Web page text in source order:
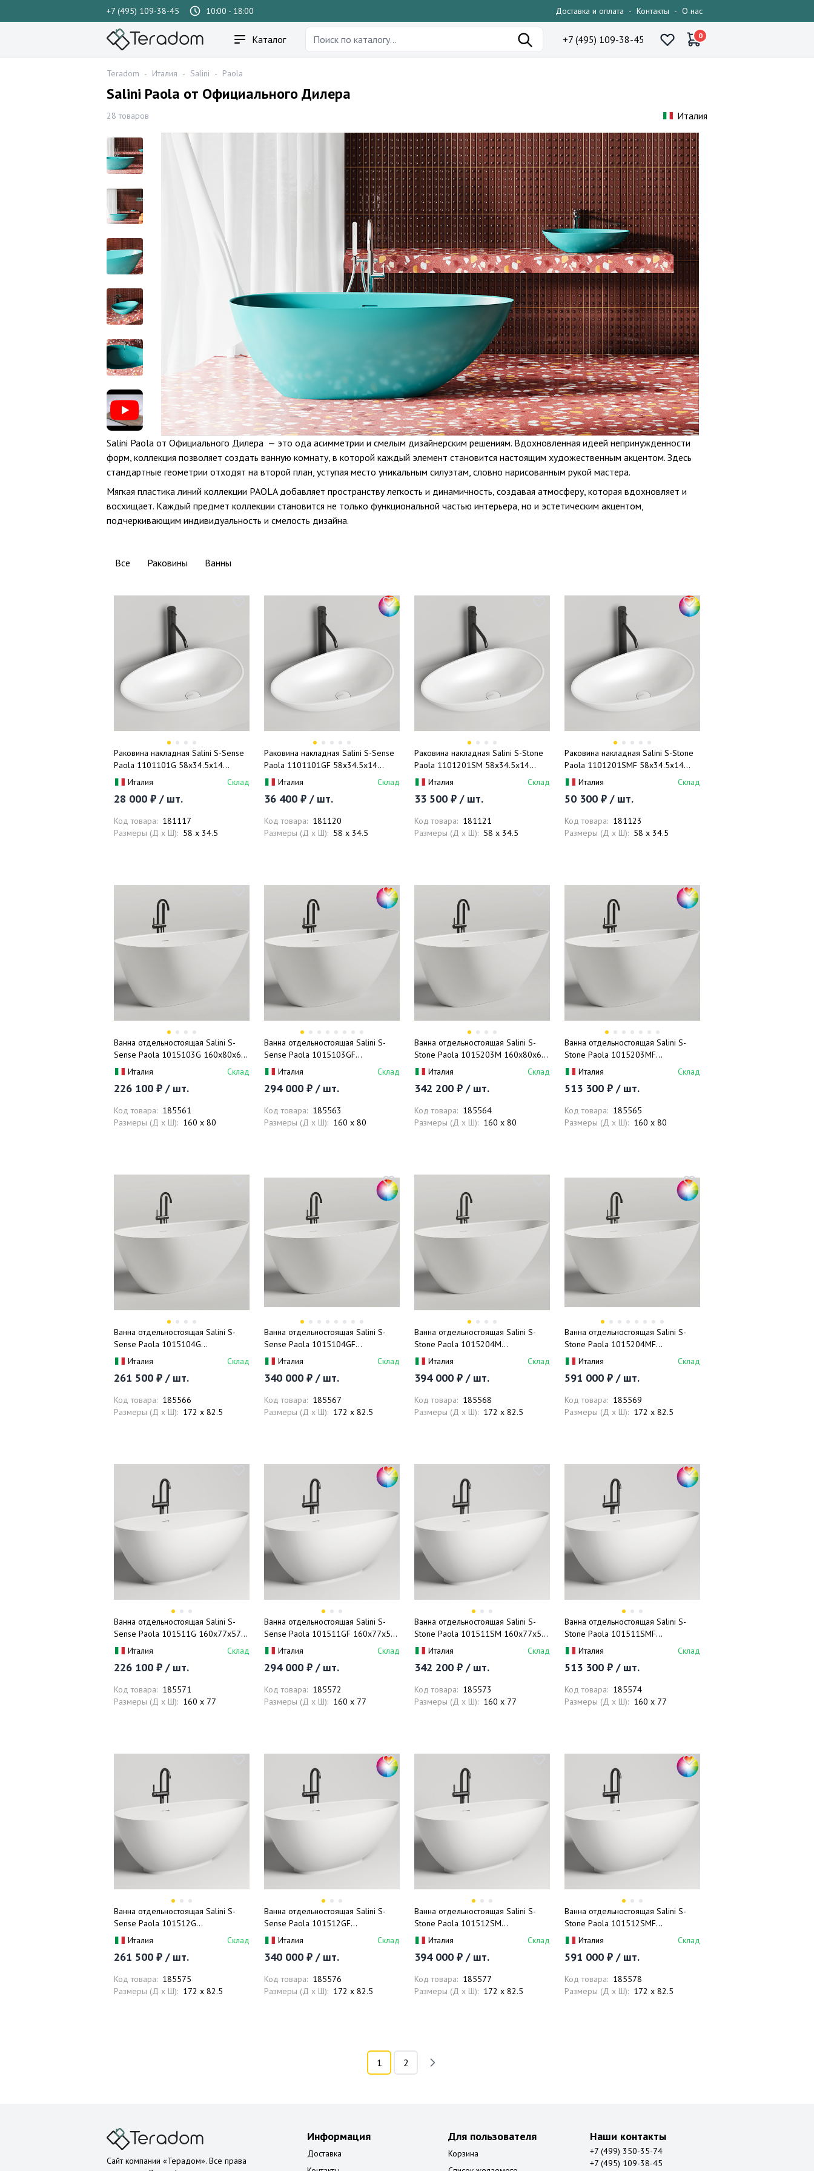
+7 (495) 109-38-45 10:00 - 18:00 Доставка и оплата - Контакты - О нас
Каталог +7 (495) 109-38-45 0
Teradom - Италия - Salini - Paola
Salini Paola от Официального Дилера
28 товаров Италия
Salini Paola от Официального Дилера — это ода асимметрии и смелым дизайнерским решениям. Вдохновленная идеей непринужденности
форм, коллекция позволяет создать ванную комнату, в которой каждый элемент становится настоящим художественным акцентом. Здесь
стандартные геометрии отходят на второй план, уступая место уникальным силуэтам, словно нарисованным рукой мастера.
Мягкая пластика линий коллекции PAOLA добавляет пространству легкость и динамичность, создавая атмосферу, которая вдохновляет и
восхищает. Каждый предмет коллекции становится не только функциональной частью интерьера, но и эстетическим акцентом,
подчеркивающим индивидуальность и смелость дизайна.
Все Раковины Ванны
Раковина накладная Salini S-Sense
Paola 1101101G 58x34.5x14
(белый глянцевый), без донного
клапана
Италия Склад
28 000 ₽ / шт.
Код товара: 181117
Размеры (Д x Ш): 58 x 34.5
Раковина накладная Salini S-Sense
Paola 1101101GF 58x34.5x14
(покраска RAL полностью), без
донного клапана
Италия Склад
36 400 ₽ / шт.
Код товара: 181120
Размеры (Д x Ш): 58 x 34.5
Раковина накладная Salini S-Stone
Paola 1101201SM 58x34.5x14
(белый матовый), без донного
клапана
Италия Склад
33 500 ₽ / шт.
Код товара: 181121
Размеры (Д x Ш): 58 x 34.5
Раковина накладная Salini S-Stone
Paola 1101201SMF 58x34.5x14
(покраска RAL полностью), без
донного клапана
Италия Склад
50 300 ₽ / шт.
Код товара: 181123
Размеры (Д x Ш): 58 x 34.5
Ванна отдельностоящая Salini S-
Sense Paola 1015103G 160x80x60
(белый глянцевый), донный клапан,
сифон, слив-перелив
Италия Склад
226 100 ₽ / шт.
Код товара: 185561
Размеры (Д x Ш): 160 x 80
Ванна отдельностоящая Salini S-
Sense Paola 1015103GF
160x80x60 (покраска RAL
полностью, глянцевый), донный
клапан, сифон, слив-перелив
Италия Склад
294 000 ₽ / шт.
Код товара: 185563
Размеры (Д x Ш): 160 x 80
Ванна отдельностоящая Salini S-
Stone Paola 1015203M 160x80x60
(белый матовый), донный клапан,
сифон, слив-перелив
Италия Склад
342 200 ₽ / шт.
Код товара: 185564
Размеры (Д x Ш): 160 x 80
Ванна отдельностоящая Salini S-
Stone Paola 1015203MF
160x80x60 (покраска RAL
полностью, матовый), донный
клапан, сифон, слив-перелив
Италия Склад
513 300 ₽ / шт.
Код товара: 185565
Размеры (Д x Ш): 160 x 80
Ванна отдельностоящая Salini S-
Sense Paola 1015104G
172x82.5x60 (белый глянцевый),
донный клапан, сифон, слив-
перелив
Италия Склад
261 500 ₽ / шт.
Код товара: 185566
Размеры (Д x Ш): 172 x 82.5
Ванна отдельностоящая Salini S-
Sense Paola 1015104GF
172x82.5x60 (покраска RAL
полностью, глянцевый), донный
клапан, сифон, слив-перелив
Италия Склад
340 000 ₽ / шт.
Код товара: 185567
Размеры (Д x Ш): 172 x 82.5
Ванна отдельностоящая Salini S-
Stone Paola 1015204M
172x82.5x60 (белый матовый),
донный клапан, сифон, слив-
перелив
Италия Склад
394 000 ₽ / шт.
Код товара: 185568
Размеры (Д x Ш): 172 x 82.5
Ванна отдельностоящая Salini S-
Stone Paola 1015204MF
172x82.5x60 (покраска RAL
полностью, матовый), донный
клапан, сифон, слив-перелив
Италия Склад
591 000 ₽ / шт.
Код товара: 185569
Размеры (Д x Ш): 172 x 82.5
Ванна отдельностоящая Salini S-
Sense Paola 101511G 160x77x57
(белый глянцевый), донный клапан,
сифон, слив-перелив
Италия Склад
226 100 ₽ / шт.
Код товара: 185571
Размеры (Д x Ш): 160 x 77
Ванна отдельностоящая Salini S-
Sense Paola 101511GF 160x77x57
(покраска RAL полностью,
глянцевый), донный клапан, сифон,
слив-перелив
Италия Склад
294 000 ₽ / шт.
Код товара: 185572
Размеры (Д x Ш): 160 x 77
Ванна отдельностоящая Salini S-
Stone Paola 101511SM 160x77x57
(белый матовый), донный клапан,
сифон, слив-перелив
Италия Склад
342 200 ₽ / шт.
Код товара: 185573
Размеры (Д x Ш): 160 x 77
Ванна отдельностоящая Salini S-
Stone Paola 101511SMF
160x77x57 (покраска RAL
полностью, матовый), донный
клапан, сифон, слив-перелив
Италия Склад
513 300 ₽ / шт.
Код товара: 185574
Размеры (Д x Ш): 160 x 77
Ванна отдельностоящая Salini S-
Sense Paola 101512G
172x82,5x62,2 (белый глянцевый),
донный клапан, сифон, слив-
перелив
Италия Склад
261 500 ₽ / шт.
Код товара: 185575
Размеры (Д x Ш): 172 x 82.5
Ванна отдельностоящая Salini S-
Sense Paola 101512GF
172x82,5x62,2 (покраска RAL
полностью глянцевый), донный
клапан, сифон, слив-перелив
Италия Склад
340 000 ₽ / шт.
Код товара: 185576
Размеры (Д x Ш): 172 x 82.5
Ванна отдельностоящая Salini S-
Stone Paola 101512SM
172x82,5x62,2 (белый матовый),
донный клапан, сифон, слив-
перелив
Италия Склад
394 000 ₽ / шт.
Код товара: 185577
Размеры (Д x Ш): 172 x 82.5
Ванна отдельностоящая Salini S-
Stone Paola 101512SMF
172x82,5x62,2 (покраска RAL
полностью, матовый), донный
клапан, сифон, слив-перелив
Италия Склад
591 000 ₽ / шт.
Код товара: 185578
Размеры (Д x Ш): 172 x 82.5
1 2
Сайт компании «Терадом». Все права
Информация
Доставка
Для пользователя
Корзина
Наши контакты
+7 (499) 350-35-74
+7 (495) 109-38-45